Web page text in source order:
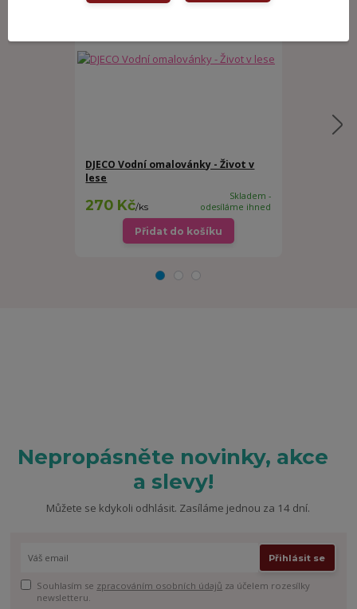
DJECO Vodní omalovánky - Život v
lese
270 Kč/ks
Skladem -
odesíláme ihned
Přidat do košíku
Nepropásněte novinky, akce
a slevy!
Můžete se kdykoli odhlásit. Zasíláme jednou za 14 dní.
Přihlásit se
Souhlasím se zpracováním osobních údajů za účelem rozesílky
newsletteru.